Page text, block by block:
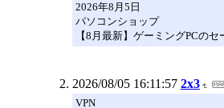
2026年8月5日
パソコンショップ
【8月最新】ゲーミングPCの
2026/08/05 16:11:57 2x3
VPN